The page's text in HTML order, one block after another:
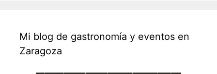
Mi blog de gastronomía y eventos en
Zaragoza